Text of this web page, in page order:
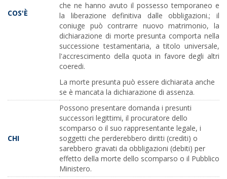
COS'È
che ne hanno avuto il possesso temporaneo e
la liberazione definitiva dalle obbligazioni.; il
coniuge può contrarre nuovo matrimonio, la
dichiarazione di morte presunta comporta nella
successione testamentaria, a titolo universale,
l'accrescimento della quota in favore degli altri
coeredi.
La morte presunta può essere dichiarata anche
se è mancata la dichiarazione di assenza.
CHI
Possono presentare domanda i presunti
successori legittimi, il procuratore dello
scomparso o il suo rappresentante legale, i
soggetti che perderebbero diritti (crediti) o
sarebbero gravati da obbligazioni (debiti) per
effetto della morte dello scomparso o il Pubblico
Ministero.